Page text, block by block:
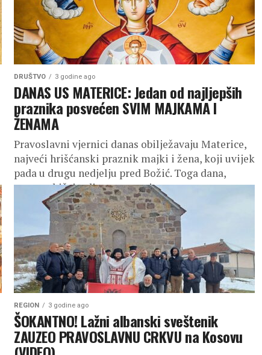
DRUŠTVO 3 godine ago
DANAS US MATERICE: Jedan od najljepših
praznika posvećen SVIM MAJKAMA I
ŽENAMA
Pravoslavni vjernici danas obilježavaju Materice,
najveći hrišćanski praznik majki i žena, koji uvijek
pada u drugu nedjelju pred Božić. Toga dana,
prema običaju, djeca porane i...
REGION 3 godine ago
ŠOKANTNO! Lažni albanski sveštenik
ZAUZEO PRAVOSLAVNU CRKVU na Kosovu